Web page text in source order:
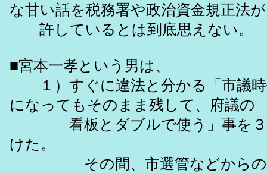
な甘い話を税務署や政治資金規正法が
許しているとは到底思えない。
■宮本一孝という男は、
１）すぐに違法と分かる「市議時
になってもそのまま残して、府議の
看板とダブルで使う」事を３
けた。
その間、市選管などからの